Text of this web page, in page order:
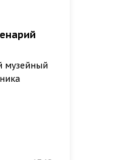
музейный